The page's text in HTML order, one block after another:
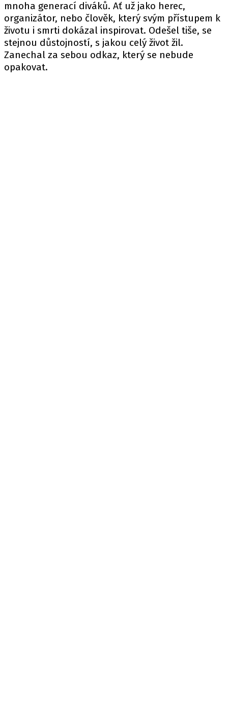
mnoha generací diváků. Ať už jako herec,
organizátor, nebo člověk, který svým přístupem k
životu i smrti dokázal inspirovat. Odešel tiše, se
stejnou důstojností, s jakou celý život žil.
Zanechal za sebou odkaz, který se nebude
opakovat.